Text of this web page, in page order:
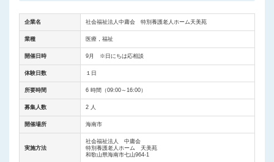
企業名 社会福祉法人中庸会 特別養護老人ホーム天美苑
業種 医療，福祉
開催日時 9月 ※日にちは応相談
体験日数 １日
所要時間 6 時間（09:00～16:00）
募集人数 2 人
開催場所 海南市
実施方法
社会福祉法人 中庸会
特別養護老人ホーム 天美苑
和歌山県海南市七山964-1